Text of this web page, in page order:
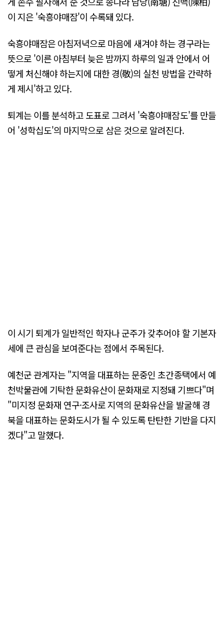
이 지은 '숙흥야매잠'이 수록돼 있다.
숙흥야매잠은 아침저녁으로 마음에 새겨야 하는 경구라는
뜻으로 '이른 아침부터 늦은 밤까지 하루의 일과 안에서 어
떻게 처신해야 하는지에 대한 경(敬)의 실천 방법을 간략하
게 제시'하고 있다.
퇴계는 이를 분석하고 도표로 그려서 '숙흥야매잠도'를 만들
어 '성학십도'의 마지막으로 삼은 것으로 알려진다.
이 시기 퇴계가 일반적인 학자나 군주가 갖추어야 할 기본자
세에 큰 관심을 보여준다는 점에서 주목된다.
예천군 관계자는 "지역을 대표하는 문중인 초간종택에서 예
천박물관에 기탁한 문화유산이 문화재로 지정돼 기쁘다"며
"미지정 문화재 연구·조사로 지역의 문화유산을 발굴해 경
북을 대표하는 문화도시가 될 수 있도록 탄탄한 기반을 다지
겠다"고 말했다.